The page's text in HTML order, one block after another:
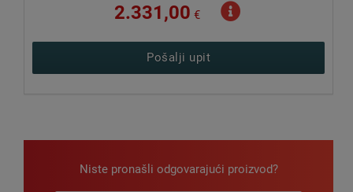
2.439,00 €
Pošalji upit
Niste pronašli odgovarajući proizvod?